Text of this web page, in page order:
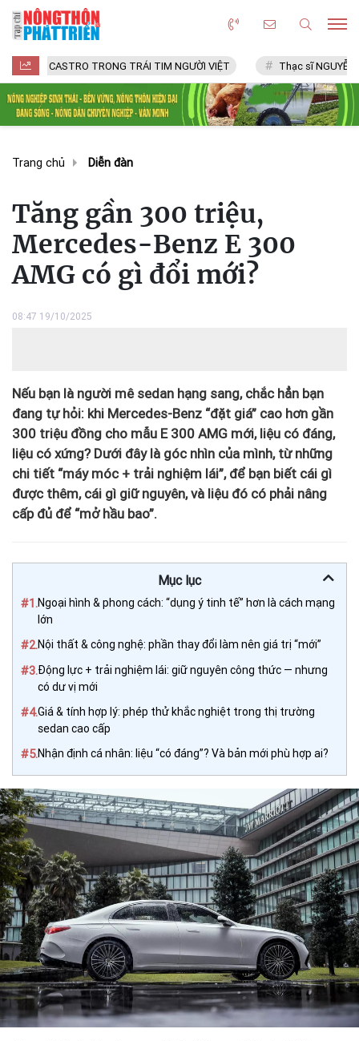
TRONG TRÁI TIM NGƯỜI VIỆT Thạc sĩ NGUYỄN VĂN CHÍ
Trang chủ Diễn đàn
Tăng gần 300 triệu,
Mercedes-Benz E 300
AMG có gì đổi mới?
08:47 19/10/2025
Nếu bạn là người mê sedan hạng sang, chắc hẳn bạn
đang tự hỏi: khi Mercedes-Benz “đặt giá” cao hơn gần
300 triệu đồng cho mẫu E 300 AMG mới, liệu có đáng,
liệu có xứng? Dưới đây là góc nhìn của mình, từ những
chi tiết “máy móc + trải nghiệm lái”, để bạn biết cái gì
được thêm, cái gì giữ nguyên, và liệu đó có phải nâng
cấp đủ để “mở hầu bao”.
Mục lục
#1.Ngoại hình & phong cách: “dụng ý tinh tế” hơn là cách mạng
lớn
#2.Nội thất & công nghệ: phần thay đổi làm nên giá trị “mới”
#3.Động lực + trải nghiệm lái: giữ nguyên công thức — nhưng
có dư vị mới
#4.Giá & tính hợp lý: phép thử khắc nghiệt trong thị trường
sedan cao cấp
#5.Nhận định cá nhân: liệu “có đáng”? Và bản mới phù hợp ai?